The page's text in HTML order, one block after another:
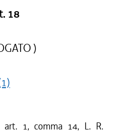
18
)
1, comma 14, L. R.